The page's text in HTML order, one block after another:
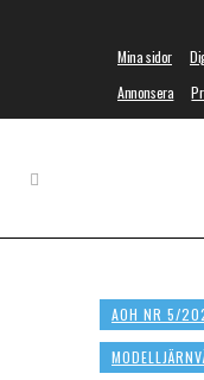
Mina sidor
Annonsera
AOH NR 5/